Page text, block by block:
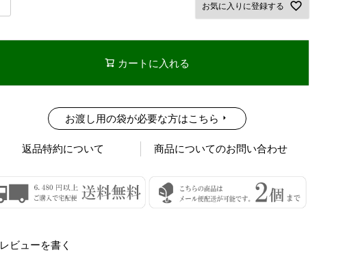
お気に入りに登録する
カートに入れる
お渡し用の袋が必要な方はこちら
返品特約について 商品についてのお問い合わせ
レビューを書く